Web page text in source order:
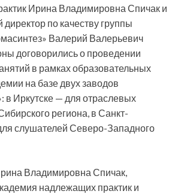
Ирина Владимировна Спичак и
по качеству группы
Валерий Валерьевич
договорились о проведении
в рамках образовательных
на базе двух заводов
в Иркутске — для отраслевых
региона, в Санкт-
слушателей Северо-Западного
Владимировна Спичак,
надлежащих практик и